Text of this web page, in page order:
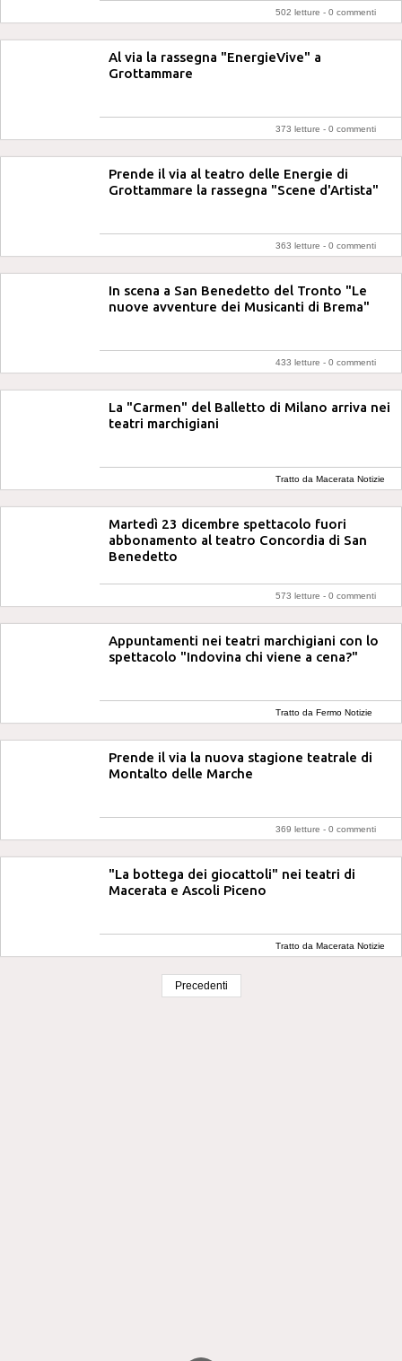
502 letture - 0 commenti
Al via la rassegna "EnergieVive" a
Grottammare
373 letture - 0 commenti
Prende il via al teatro delle Energie di
Grottammare la rassegna "Scene d'Artista"
363 letture - 0 commenti
In scena a San Benedetto del Tronto "Le
nuove avventure dei Musicanti di Brema"
433 letture - 0 commenti
La "Carmen" del Balletto di Milano arriva nei
teatri marchigiani
Tratto da Macerata Notizie
Martedì 23 dicembre spettacolo fuori
abbonamento al teatro Concordia di San
Benedetto
573 letture - 0 commenti
Appuntamenti nei teatri marchigiani con lo
spettacolo "Indovina chi viene a cena?"
Tratto da Fermo Notizie
Prende il via la nuova stagione teatrale di
Montalto delle Marche
369 letture - 0 commenti
"La bottega dei giocattoli" nei teatri di
Macerata e Ascoli Piceno
Tratto da Macerata Notizie
Precedenti